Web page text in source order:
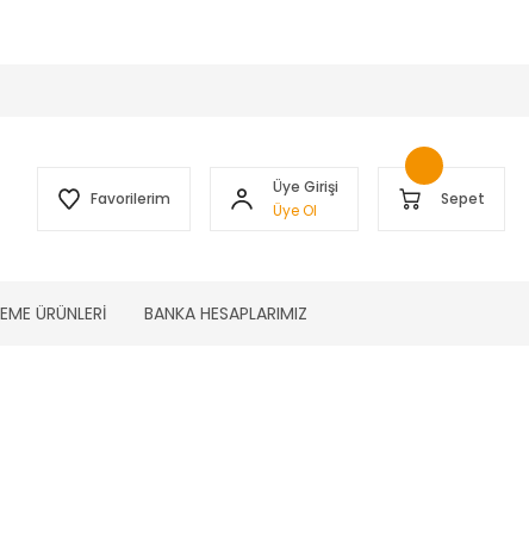
Favorilerim
Üye Girişi
Üye Ol
Sepet
ÜRÜNLERİ BANKA HESAPLARIMIZ